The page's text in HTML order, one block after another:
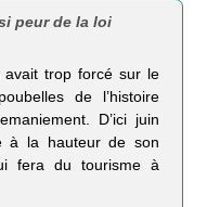
peur de la loi
avait trop forcé sur le
de l’histoire
D’ici juin
à la hauteur de son
fera du tourisme à